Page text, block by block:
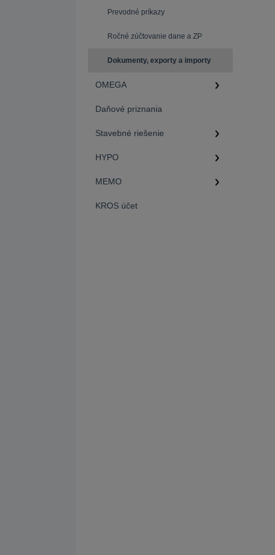
Prevodné príkazy
Ročné zúčtovanie dane a ZP
Dokumenty, exporty a importy
OMEGA
Daňové priznania
Stavebné riešenie
HYPO
MEMO
KROS účet